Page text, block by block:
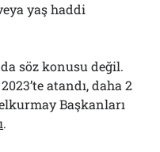
yaş haddi
söz konusu değil.
atandı, daha 2
Başkanları
.